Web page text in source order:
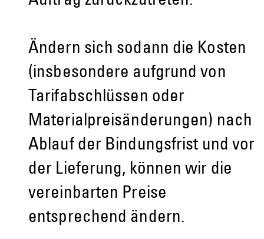
Ändern sich sodann die Kosten
(insbesondere aufgrund von
Tarifabschlüssen oder
Materialpreisänderungen) nach
Ablauf der Bindungsfrist und vor
der Lieferung, können wir die
vereinbarten Preise
entsprechend ändern.